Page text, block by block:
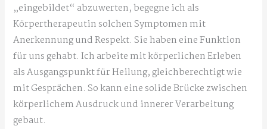
„eingebildet“ abzuwerten, begegne ich als
Körpertherapeutin solchen Symptomen mit
Anerkennung und Respekt. Sie haben eine Funktion
für uns gehabt. Ich arbeite mit körperlichen Erleben
als Ausgangspunkt für Heilung, gleichberechtigt wie
mit Gesprächen. So kann eine solide Brücke zwischen
körperlichem Ausdruck und innerer Verarbeitung
gebaut.